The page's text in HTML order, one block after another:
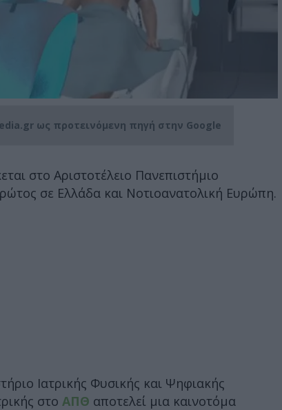
ως προτεινόμενη πηγή στην Google
στο Αριστοτέλειο Πανεπιστήμιο
σε Ελλάδα και Νοτιοανατολική Ευρώπη.
Ιατρικής Φυσικής και Ψηφιακής
στο ΑΠΘ αποτελεί μια καινοτόμα